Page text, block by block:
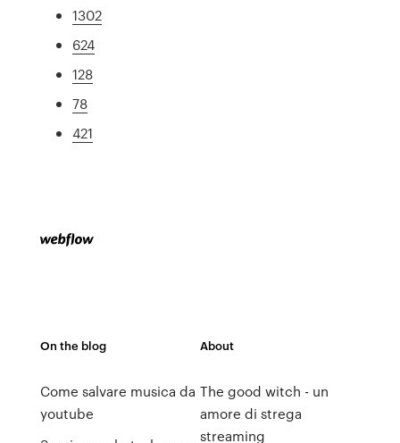
1302
624
128
78
421
On the blog
Come salvare musica da
youtube
About
The good witch - un
amore di strega
streaming